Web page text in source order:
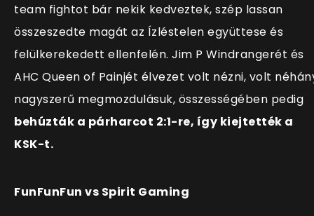
team fightot bár nekik kedveztek, szép lassan
összeszedte magát az Ízléstelen együttese és
felülkerekedett ellenfelén. Jim P Windrangerét és
AHC Queen of Painjét élvezet volt nézni, volt
nagyszerű megmozdulásuk, összességében pedig
behúzták a párharcot 2:1-re, így kiejtették a
KSK-t.
FunFunFun vs Spirit Gaming